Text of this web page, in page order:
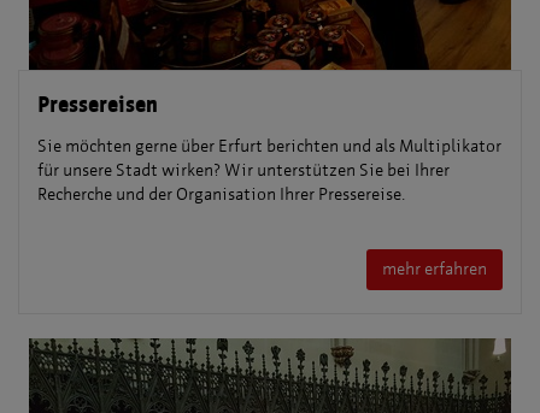
Pressereisen
Sie möchten gerne über Erfurt berichten und als Multiplikator
für unsere Stadt wirken? Wir unterstützen Sie bei Ihrer
Recherche und der Organisation Ihrer Pressereise.
mehr erfahren